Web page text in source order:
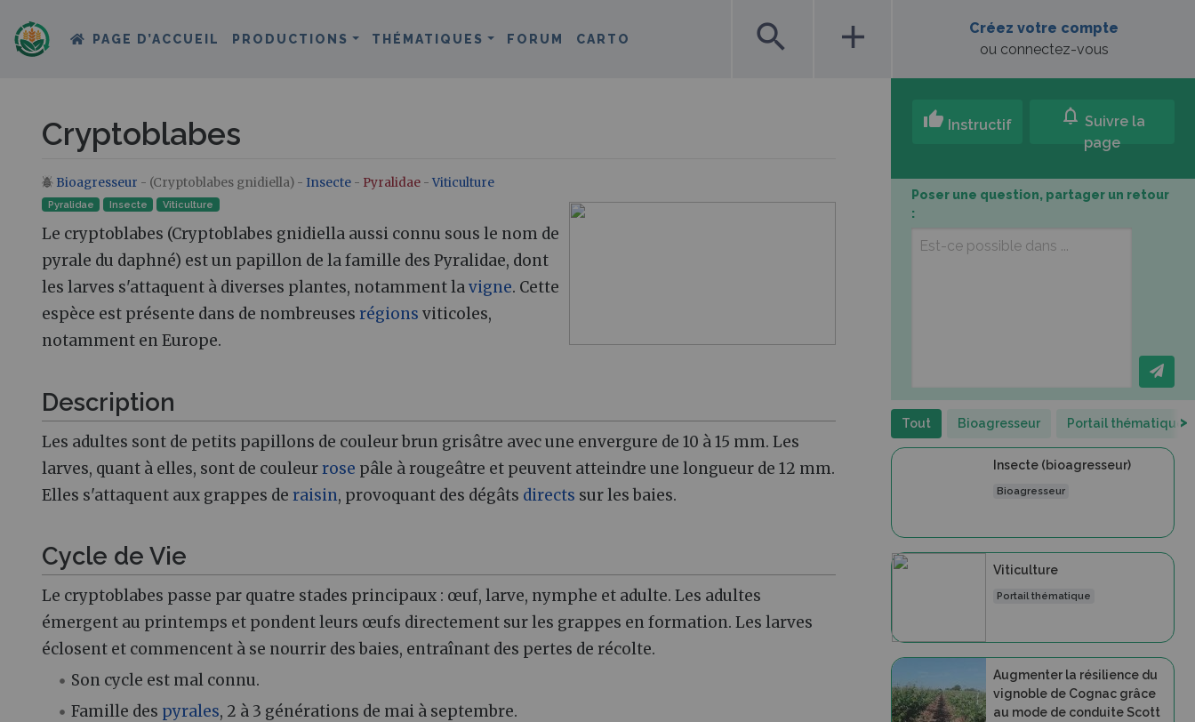
PAGE D’ACCUEIL PRODUCTIONS THÉMATIQUES FORUM CARTO search add
Créez votre compte
ou connectez-vous
Cryptoblabes
Aller à :navigation,rechercher
Bioagresseur - (Cryptoblabes gnidiella) - Insecte - Pyralidae -Viticulture
Pyralidae Insecte Viticulture
Le cryptoblabes (Cryptoblabes gnidiella aussi connu sous le nom de
pyrale du daphné) est un papillon de la famille des Pyralidae, dont
les larves s'attaquent à diverses plantes, notamment lavigne. Cette
espèce est présente dans de nombreuses régions viticoles,
notamment en Europe.
Description
Les adultes sont de petits papillons de couleur brun grisâtre avec une envergure de 10 à 15 mm. Les
larves, quant à elles, sont de couleurrose pâle à rougeâtre et peuvent atteindre une longueur de 12 mm.
Elles s'attaquent aux grappes de raisin, provoquant des dégâts directs sur les baies.
Cycle de Vie
Le cryptoblabes passe par quatre stades principaux : œuf, larve, nymphe et adulte. Les adultes
émergent au printemps et pondent leurs œufs directement sur les grappes en formation. Les larves
éclosent et commencent à se nourrir des baies, entraînant des pertes de récolte.
Son cycle est mal connu.
Famille des pyrales, 2 à 3 générations de mai à septembre.
thumb_up Instructif notifications Suivre la
page
Poser une question, partager un retour
:
Tout Bioagresseur Portail thématique>
Insecte (bioagresseur)
Bioagresseur
Viticulture
Portail thématique
Augmenter la résilience du
vignoble de Cognac grâce
au mode de conduite Scott